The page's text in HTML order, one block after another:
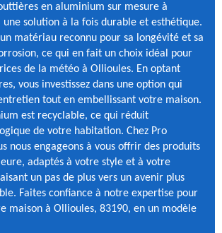
en aluminium sur mesure à
une solution à la fois durable et esthétique.
matériau reconnu pour sa longévité et sa
ce qui en fait un choix idéal pour
de la météo à Ollioules. En optant
vous investissez dans une option qui
tout en embellissant votre maison.
est recyclable, ce qui réduit
de votre habitation. Chez Pro
nous engageons à vous offrir des produits
adaptés à votre style et à votre
un pas de plus vers un avenir plus
Faites confiance à notre expertise pour
maison à Ollioules, 83190, en un modèle